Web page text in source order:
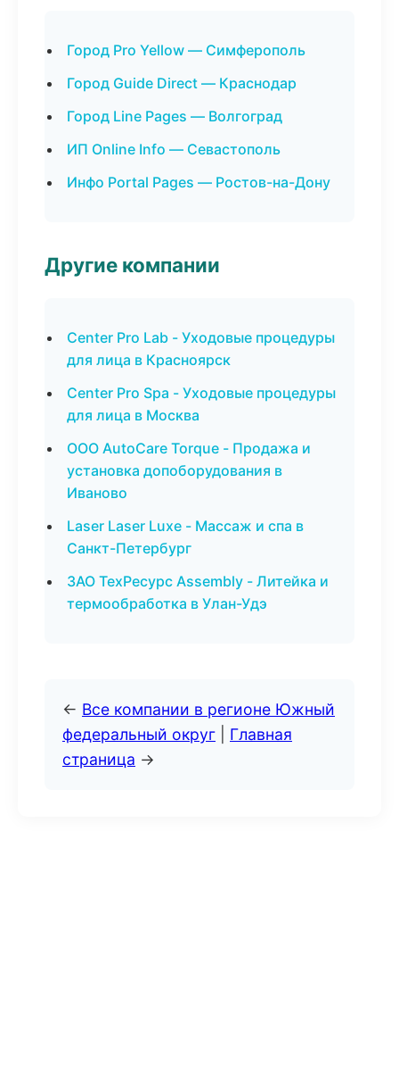
Город Pro Yellow — Симферополь
Город Guide Direct — Краснодар
Город Line Pages — Волгоград
ИП Online Info — Севастополь
Инфо Portal Pages — Ростов-на-Дону
Другие компании
Center Pro Lab - Уходовые процедуры
для лица в Красноярск
Center Pro Spa - Уходовые процедуры
для лица в Москва
ООО AutoCare Torque - Продажа и
установка допоборудования в
Иваново
Laser Laser Luxe - Массаж и спа в
Санкт-Петербург
ЗАО ТехРесурс Assembly - Литейка и
термообработка в Улан-Удэ
← Все компании в регионе Южный
федеральный округ
Главная
страница →